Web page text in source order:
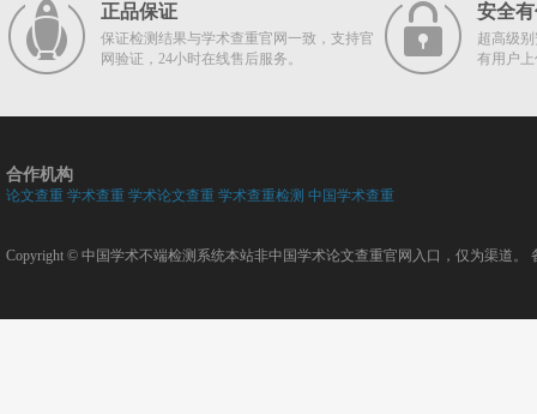
正品保证
保证检测结果与学术查重官网一致，支持官
网验证，24小时在线售后服务。
安全
超高级
有用户
合作机构
论文查重 学术查重 学术论文查重 学术查重检测 中国学术查重
Copyright © 中国学术不端检测系统本站非中国学术论文查重官网入口，仅为渠道。